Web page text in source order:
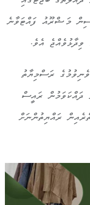
ހައުސިން މަޝްރޫއު ފައްޓަވާނެ
އެވެ.
ރަސްމިޔާތު
ދައްކަވަމުން ރައީސް
ރައްޔިތުންނަށް